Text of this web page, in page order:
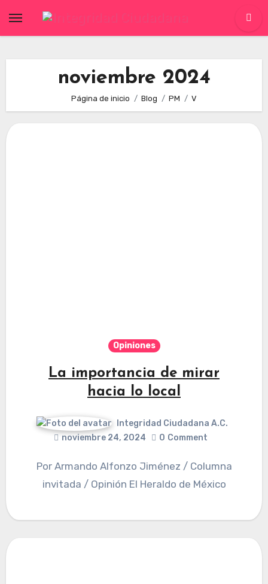
noviembre 2024
Página de inicio Blog PM V
Opiniones
La importancia de mirar
hacia lo local
Integridad Ciudadana A.C.
noviembre 24, 2024
0 Comment
Por Armando Alfonzo Jiménez / Columna
invitada / Opinión El Heraldo de México